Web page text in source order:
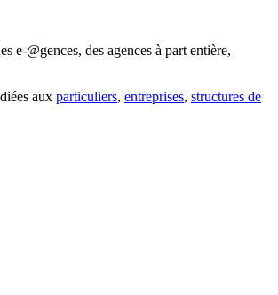
e-@gences, des agences à part entière,
aux particuliers, entreprises, structures de